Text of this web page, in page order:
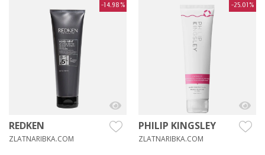
-14.98%
REDKEN
ZLATNARIBKA.COM
-25.01%
PHILIP KINGSLEY
ZLATNARIBKA.COM